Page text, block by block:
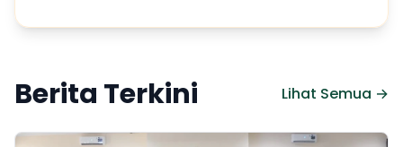
Berita Terkini Lihat Semua →